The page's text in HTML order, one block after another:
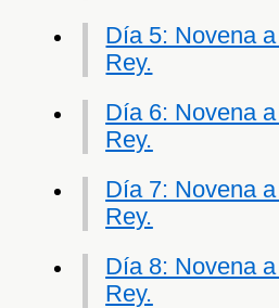
Día 5: Novena
Rey.
Día 6: Novena
Rey.
Día 7: Novena
Rey.
Día 8: Novena
Rey.